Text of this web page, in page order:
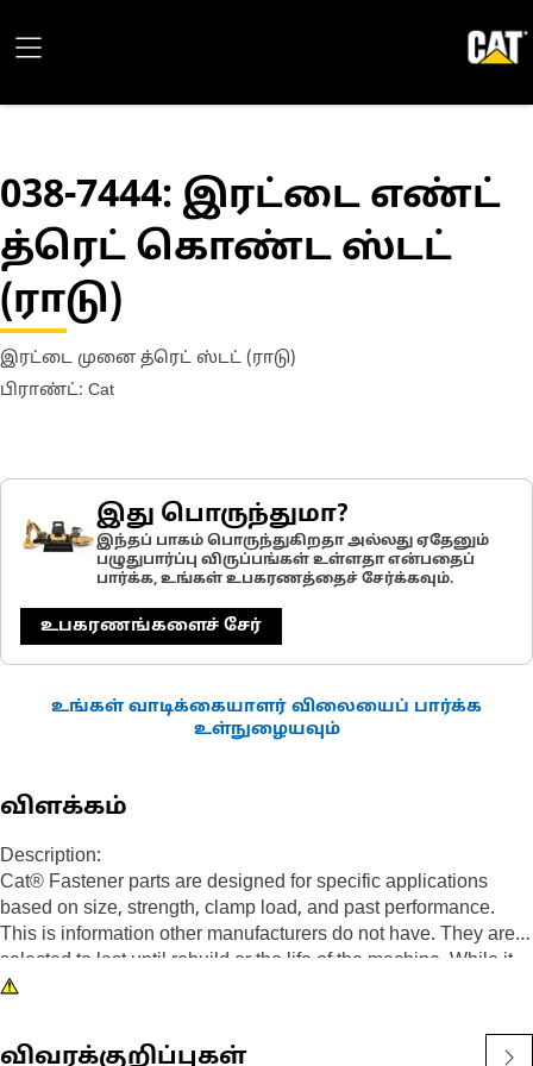
038-7444: இரட்டை எண்ட்
த்ரெட் கொண்ட ஸ்டட்
(ராடு)
இரட்டை முனை த்ரெட் ஸ்டட் (ராடு)
பிராண்ட்: Cat
இது பொருந்துமா?
இந்தப் பாகம் பொருந்துகிறதா அல்லது ஏதேனும்
பழுதுபார்ப்பு விருப்பங்கள் உள்ளதா என்பதைப்
பார்க்க, உங்கள் உபகரணத்தைச் சேர்க்கவும்.
உபகரணங்களைச் சேர்
உங்கள் வாடிக்கையாளர் விலையைப் பார்க்க
உள்நுழையவும்
விளக்கம்
Description:
Cat® Fastener parts are designed for specific applications
based on size, strength, clamp load, and past performance.
This is information other manufacturers do not have. They are
selected to last until rebuild or the life of the machine. While it
may seem as though non-Cat hardware and fasteners are
equipment like we do.
விவரக்குறிப்புகள்